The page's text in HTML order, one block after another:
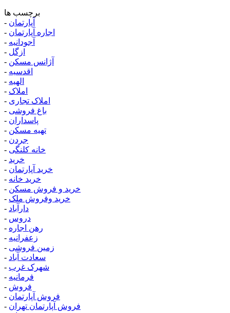
برچسب ها
- آپارتمان
- اجاره آپارتمان
- آجودانیه
- ازگل
- آژانس مسکن
- اقدسیه
- الهیه
- املاک
- املاک تجاری
- باغ فروشی
- پاسداران
- تهیه مسکن
- جردن
- خانه کلنگی
- خرید
- خرید آپارتمان
- خرید خانه
- خرید و فروش مسکن
- خرید وفروش ملک
- دارآباد
- دروس
- رهن اجاره
- زعفرانیه
- زمین فروشی
- سعادت آباد
- شهرک غرب
- فرمانیه
- فروش
- فروش آپارتمان
- فروش آپارتمان تهران